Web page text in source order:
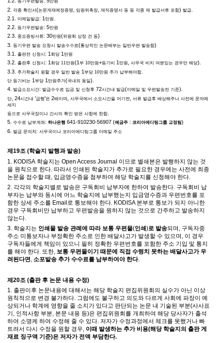
등기우편발송 만원
2. 각종 확인서(논문게재예정증명 임원위촉장 재직증명서 등 등 각종 제 발급서류 포함) 발급
2.1.
이메일발급: 1 만원
2.2. 등기우편발송: 5만원
2.3. 중요증빙서류: 30만원(위원회 상정 건 등)
3. 등기우편 발송 요청시 발송수수료(통상적인 논문배부는 일반우편 발송함)
3.1. 출판전 신청시 : 1 회당 1 만원
3.2. 출판후 신청시 : 1회당 11만원(1부 10만원+등기비 1만원 , 사무국 비치 여분있는 경우만 해당).
3.3. 추가학술지 원할 경우 일반 발송 1 부당 10만원 추가 납부해야함
단 등기비는 1 부당 1 만원추가(국내외 동일).
4. 발급소요시간: 발급수수료 입금 및 신청후 72시간내 발급(이메일 및 우편발송전 기준).
단 , 24시간내 '급행'은 2배이며 사무국에서 소요시간을 어기면
서류 발급후 배상해주나 사전에 문자메
세지
등으로 사무국장이나 간사의 확인 받은 사항에 한함
5. 수수료 납부계좌: 하나은행 641-910230-56907 (예금주 : 코리아에디팅그룹 교정팀 )
6.
발급 문의처 : 사무국이나 코리아에디팅그룹 이메일 주소
제 19조 (학술지 발행과 발송)
1. KODISA 학술지는 Open Access Journal 이므로 별쇄본은 발행하지 않는 것
을 원칙으로 한다 따라서 인쇄된 학술지가 추가로 필요한 경우에는 사전에 최종
논문을 접수할 때 입금영수증을 첨부하여 해당 학술지를 신청해야 한다
2. 각각의 학술지별로 발송은 구독회비 납부자에 한하여 발송한다. 구독회비 납
부자는 납부와 동시에 어느 학술지에 납부했는지 입금영수증과 우편번호를 포
함한 상세 주소를 Email 로 통보해야 한다. KODISA 본부로 통보가 되지 아니한
경우 구독회비만 납부하고 우편발송을 원하지 않는 것으로 간주하고 발송하지
않는다.
3. 학술지는 인쇄물 발송 관례에 따라 보통 우편물(인쇄)로 발송되며 , 구독자중
주소 미통보자나 부정확한 주소로 인한 배달사고가 발생할 수 있으며 , 이 경우
구독자들에게 책임이 있으니 필히 정확한 우편번호를 포함한 주소 기입 및 통지
를 해야 한다. 또한, 보통 우편물이기 때문에 직접 수령치 못하는 배달사고가 우
려된다면, 소포발송 추가 수수료를 납부하여야 한다.
제 20조 (출판 후 논문 내용 수정)
1. 출판이후 논문내용에 대해서는 해당 학술지 편집위원회의 실수가 아닌 이상
원칙적으로 변경 불가하다. 그럼에도 불구하고 의도와 다르게 사회에 파장이 예
상되거나 학계에 영향을 줄 소지가 있다고 판단되는 논문 내 기술된 부분(사사표
기 , 인적사항 부분, 본문 내용 등)은 편집위원회를 개최하여 해당 당사자가 출석
하여 소명케 하여 수정해 줄 수 있다. 저자가 수정과정에서 체크를 못했거나 빠
트려서 다시 수정을 원할 경우, 이때 발생하는 추가 비용(해당 학술지의 출판 게
재료 징구액 기준)은 저자가 전액 부담한다.